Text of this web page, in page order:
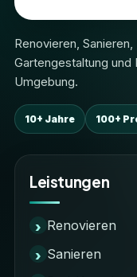
Renovieren,
Gartengestaltung und
Umgebung.
10+ Jahre 100+
Leistungen
Renovieren
Sanieren